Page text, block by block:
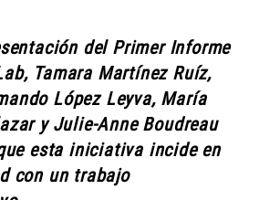
del Primer Informe
Tamara Martínez Ruíz,
López Leyva, María
y Julie-Anne Boudreau
esta iniciativa incide en
con un trabajo